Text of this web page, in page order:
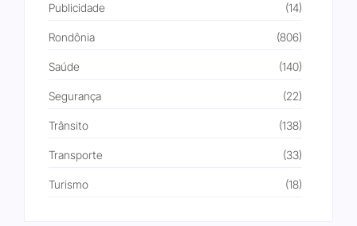
Publicidade (14)
Rondônia (806)
Saúde (140)
Segurança (22)
Trânsito (138)
Transporte (33)
Turismo (18)